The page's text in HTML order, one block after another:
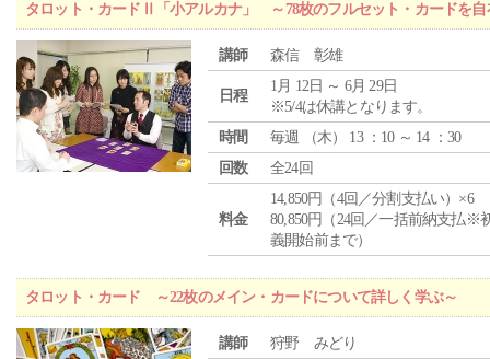
タロット・カードⅡ「小アルカナ」 ～78枚のフルセット・カードを自
講師 森信 彰雄
日程
1月 12日 ～ 6月 29日
※5/4は休講となります。
時間
毎週 （木） 13 ：10 ～ 14 ：30
回数
全24回
料金
14,850円（4回／分割支払い）×6
80,850円（24回／一括前納支払※
義開始前まで）
タロット・カード ～22枚のメイン・カードについて詳しく学ぶ～
講師 狩野 みどり